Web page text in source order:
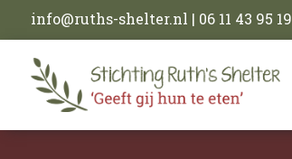
info@ruths-shelter.nl | 06 11 43 95 19